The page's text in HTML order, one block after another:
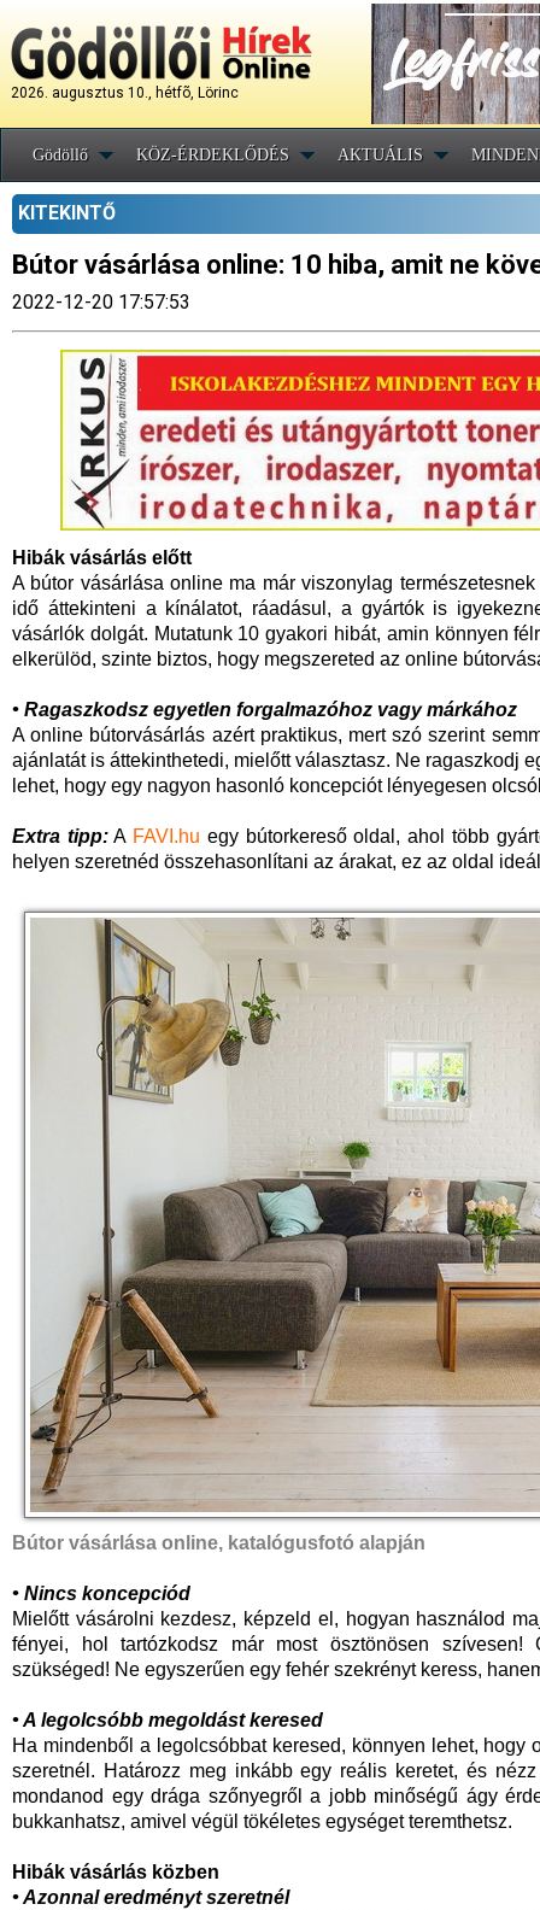
2026. augusztus 10., hétfõ, Lörinc
Gödöllő KÖZ-ÉRDEKLŐDÉS AKTUÁLIS
KITEKINTŐ
Bútor vásárlása online: 10 hiba, amit ne
2022-12-20 17:57:53
Hibák vásárlás előtt
A bútor vásárlása online ma már viszonylag
idő áttekinteni a kínálatot, ráadásul, a gyártók is
vásárlók dolgát. Mutatunk 10 gyakori hibát, amin könnyen
elkerülöd, szinte biztos, hogy megszereted az online
• Ragaszkodsz egyetlen forgalmazóhoz vagy márkához
A online bútorvásárlás azért praktikus, mert szó szerint
ajánlatát is áttekinthetedi, mielőtt választasz. Ne ragaszkodj
lehet, hogy egy nagyon hasonló koncepciót lényegesen
Extra tipp:A FAVI.hu egy bútorkereső oldal, ahol több
helyen szeretnéd összehasonlítani az árakat, ez az oldal
Bútor vásárlása online, katalógusfotó alapján
• Nincs koncepciód
Mielőtt vásárolni kezdesz, képzeld el, hogyan használod
fényei, hol tartózkodsz már most ösztönösen
szükséged! Ne egyszerűen egy fehér szekrényt keress,
• A legolcsóbb megoldást keresed
Ha mindenből a legolcsóbbat keresed, könnyen lehet, hogy
szeretnél. Határozz meg inkább egy reális keretet, és
mondanod egy drága szőnyegről a jobb minőségű ágy
bukkanhatsz, amivel végül tökéletes egységet teremthetsz.
Hibák vásárlás közben
• Azonnal eredményt szeretnél